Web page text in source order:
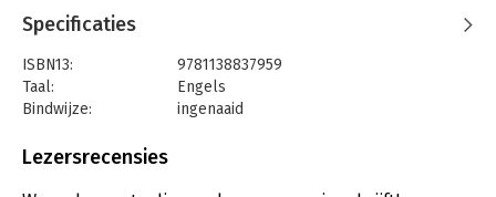
leveraging big data and analytics. Creating Value with Big Data
arguing that big data in itself is not a revolution but an
evolution of the increasing availability of data that has been
observed in recent times. Building on the authors' extensive
managers and analysts with strategic directions and practical
Specificaties
ISBN13:
9781138837959
Taal:
Engels
Bindwijze:
ingenaaid
Uitgever:
Lezersrecensies